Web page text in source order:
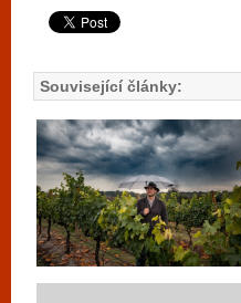
Související články: